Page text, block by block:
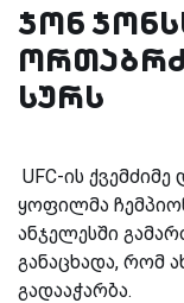
ჯონ
სურს
UFC-ის
ყოფილმა
ანჯელესში
განაცხადა, რომ
გადააჭარბა.